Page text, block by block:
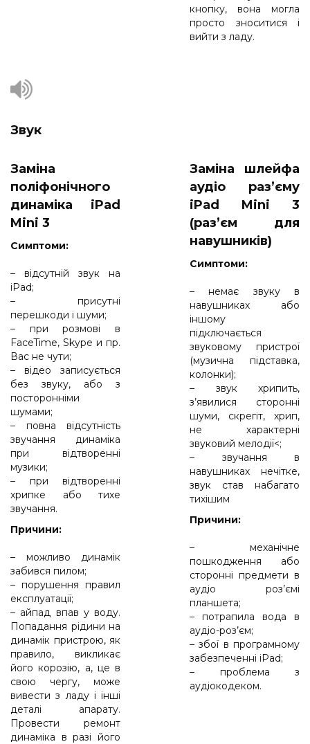
кнопку, вона могла
просто зноситися і
вийти з ладу.
Звук
Заміна
поліфонічного
динаміка iPad
Mini 3
Cимптоми:
– відсутній звук на
iPad;
– присутні
перешкоди і шуми;
– при розмові в
FaceTime, Skype и пр.
Вас не чути;
– відео записується
без звуку, або з
посторонніми
шумами;
– повна відсутність
звучання динаміка
при відтворенні
музики;
– при відтворенні
хрипке або тихе
звучання.
Причини:
– можливо динамік
забився пилом;
– порушення правил
експлуатації;
– айпад впав у воду.
Попадання рідини на
динамік пристрою, як
правило, викликає
його корозію, а, це в
свою чергу, може
вивести з ладу і інші
деталі апарату.
Провести ремонт
динаміка в разі його
Заміна шлейфа
аудіо раз’єму
iPad Mini 3
(раз’єм для
навушників)
Cимптоми:
– немає звуку в
навушниках або
іншому
підключається
звуковому пристрої
(музична підставка,
колонки);
– звук хрипить,
з’явилися сторонні
шуми, скрегіт, хрип,
не характерні
звуковий мелодії<;
– звучання в
навушниках нечітке,
звук став набагато
тихішим
Причини:
– механічне
пошкодження або
сторонні предмети в
аудіо роз’ємі
планшета;
– потрапила вода в
аудіо-роз’єм;
– збої в програмному
забезпеченні iPad;
– проблема з
аудіокодеком.